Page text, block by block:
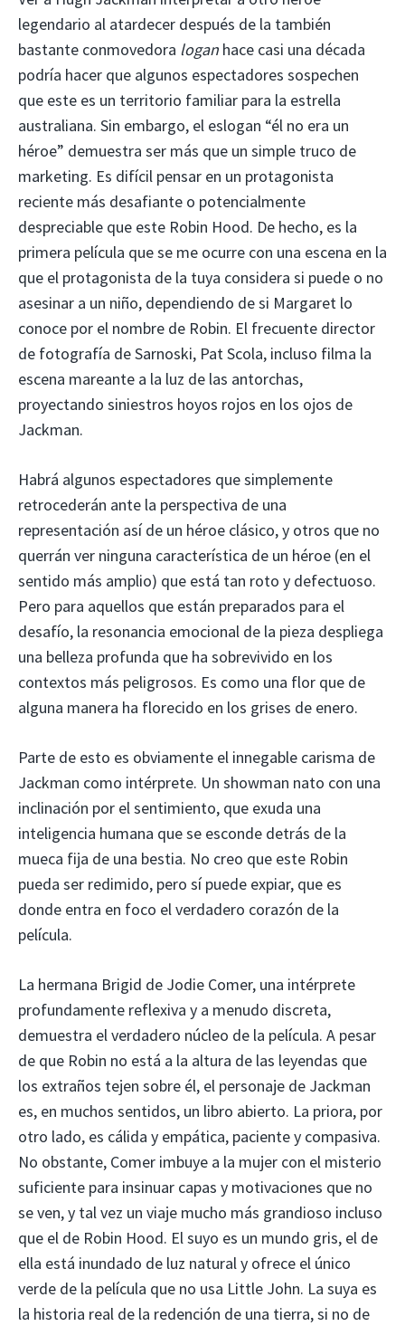
legendario al atardecer después de la también
bastante conmovedora logan hace casi una década
podría hacer que algunos espectadores sospechen
que este es un territorio familiar para la estrella
australiana. Sin embargo, el eslogan “él no era un
héroe” demuestra ser más que un simple truco de
marketing. Es difícil pensar en un protagonista
reciente más desafiante o potencialmente
despreciable que este Robin Hood. De hecho, es la
primera película que se me ocurre con una escena en la
que el protagonista de la tuya considera si puede o no
asesinar a un niño, dependiendo de si Margaret lo
conoce por el nombre de Robin. El frecuente director
de fotografía de Sarnoski, Pat Scola, incluso filma la
escena mareante a la luz de las antorchas,
proyectando siniestros hoyos rojos en los ojos de
Jackman.
Habrá algunos espectadores que simplemente
retrocederán ante la perspectiva de una
representación así de un héroe clásico, y otros que no
querrán ver ninguna característica de un héroe (en el
sentido más amplio) que está tan roto y defectuoso.
Pero para aquellos que están preparados para el
desafío, la resonancia emocional de la pieza despliega
una belleza profunda que ha sobrevivido en los
contextos más peligrosos. Es como una flor que de
alguna manera ha florecido en los grises de enero.
Parte de esto es obviamente el innegable carisma de
Jackman como intérprete. Un showman nato con una
inclinación por el sentimiento, que exuda una
inteligencia humana que se esconde detrás de la
mueca fija de una bestia. No creo que este Robin
pueda ser redimido, pero sí puede expiar, que es
donde entra en foco el verdadero corazón de la
película.
La hermana Brigid de Jodie Comer, una intérprete
profundamente reflexiva y a menudo discreta,
demuestra el verdadero núcleo de la película. A pesar
de que Robin no está a la altura de las leyendas que
los extraños tejen sobre él, el personaje de Jackman
es, en muchos sentidos, un libro abierto. La priora, por
otro lado, es cálida y empática, paciente y compasiva.
No obstante, Comer imbuye a la mujer con el misterio
suficiente para insinuar capas y motivaciones que no
se ven, y tal vez un viaje mucho más grandioso incluso
que el de Robin Hood. El suyo es un mundo gris, el de
ella está inundado de luz natural y ofrece el único
verde de la película que no usa Little John. La suya es
la historia real de la redención de una tierra, si no de